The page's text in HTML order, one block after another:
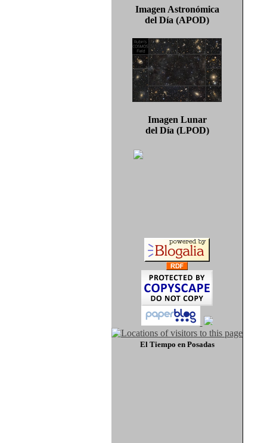
Imagen Astronómica
del Día (APOD)
Imagen Lunar
del Día (LPOD)
El Tiempo en Posadas